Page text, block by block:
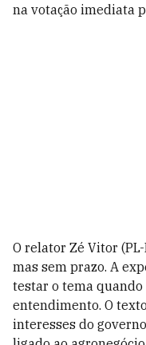
na votação imediata
O relator Zé Vitor
mas sem prazo. A
testar o tema
entendimento. O
interesses do